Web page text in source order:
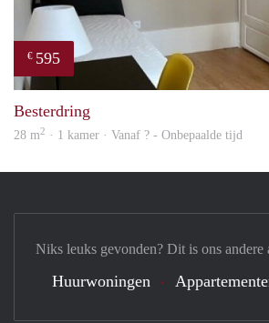
€ 595
Besterdring
28 m2 · 1 kamer · Vanaf ? - Onbepaalde tijd
Niks leuks gevonden? Dit is ons
Huurwoningen